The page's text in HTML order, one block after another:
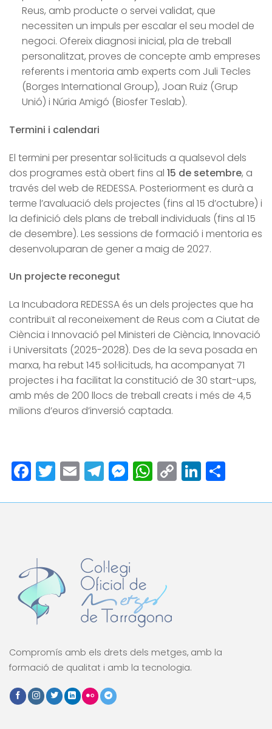
Reus, amb producte o servei validat, que
necessiten un impuls per escalar el seu model de
negoci. Ofereix diagnosi inicial, pla de treball
personalitzat, proves de concepte amb empreses
referents i mentoria amb experts com Juli Tecles
(Borges International Group), Joan Ruiz (Grup
Unió) i Núria Amigó (Biosfer Teslab).
Termini i calendari
El termini per presentar sol·licituds a qualsevol dels
dos programes està obert fins al 15 de setembre, a
través del web de REDESSA. Posteriorment es durà a
terme l’avaluació dels projectes (fins al 15 d’octubre) i
la definició dels plans de treball individuals (fins al 15
de desembre). Les sessions de formació i mentoria es
desenvoluparan de gener a maig de 2027.
Un projecte reconegut
La Incubadora REDESSA és un dels projectes que ha
contribuït al reconeixement de Reus com a Ciutat de
Ciència i Innovació pel Ministeri de Ciència, Innovació
i Universitats (2025-2028). Des de la seva posada en
marxa, ha rebut 145 sol·licituds, ha acompanyat 71
projectes i ha facilitat la constitució de 30 start-ups,
amb més de 200 llocs de treball creats i més de 4,5
milions d’euros d’inversió captada.
Facebook
Twitter
EmailTelegram
Messenger
WhatsApp
Copy
Link
Compromís amb els drets dels metges, amb la
formació de qualitat i amb la tecnologia.